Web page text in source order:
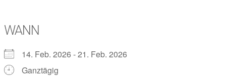
WANN
14. Feb. 2026 - 21. Feb. 2026
Ganztägig